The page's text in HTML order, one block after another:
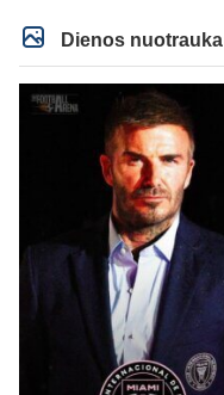
Dienos nuotrauka